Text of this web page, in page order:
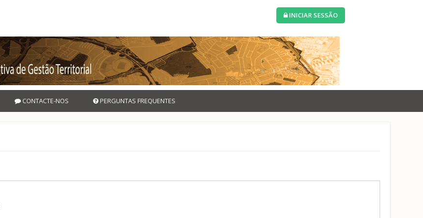
INICIAR SESSÃO
CONTACTE-NOS PERGUNTAS FREQUENTES